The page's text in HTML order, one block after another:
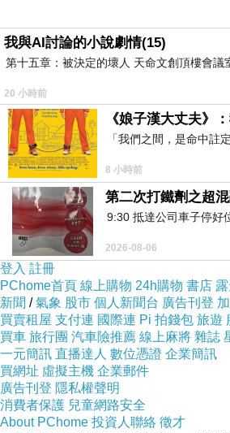
我與AI討論的小說劇情(15)
第十五章：被決定的壞人 天命文創頂樓會
20 小時前
《娘子漢大丈夫》
「我們之間，是命中
8 小時前
第二次打鐵劑之超
9:30 抵達公司車子停好
2026-08-06
登入 註冊
PChome首頁 線上購物 24h購物 書店
新聞 /氣象 股市 個人新聞台 廣告刊登
買賣租屋 支付連 國際連 Pi 拍錢包 旅遊
買車 旅行團 汽車險推薦 線上麻將 雜誌
一元簡訊 直播達人 數位憑證 企業簡訊
買網址 虛擬主機 企業郵件
廣告刊登 隱私權聲明
消費者保護 兒童網路安全
About PChome 投資人聯絡 徵才